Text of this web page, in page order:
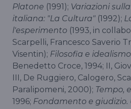
Platone (1991); Variazioni
italiana: "La Cultura" (1992);
l'esperimento (1993, in
Scarpelli, Francesco Saverio
Visentin); Filosofia e idealismo
Benedetto Croce, 1994; II,
III, De Ruggiero, Calogero,
Paralipomeni, 2000); Tempo,
1996; Fondamento e giudizio.